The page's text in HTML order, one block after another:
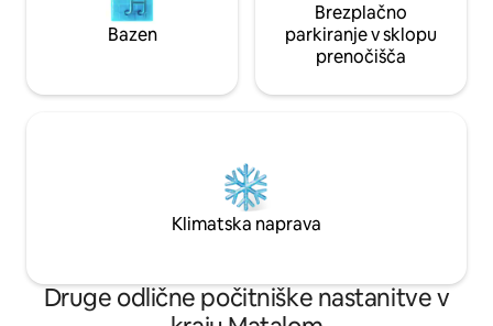
Bazen
Brezplačno
parkiranje v sklopu
prenočišča
Klimatska naprava
Druge odlične počitniške nastanitve v